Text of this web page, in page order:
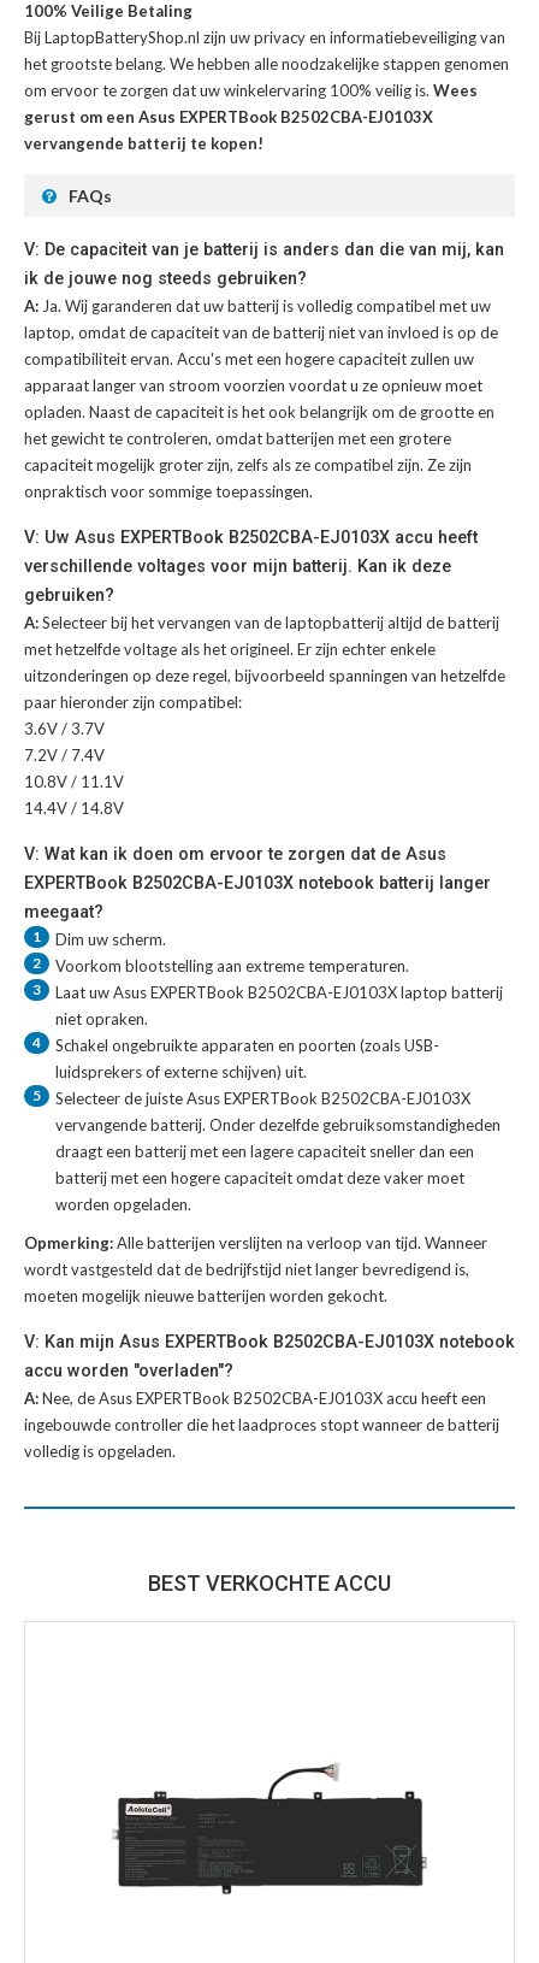
100% Veilige Betaling
Bij LaptopBatteryShop.nl zijn uw privacy en informatiebeveiliging van
het grootste belang. We hebben alle noodzakelijke stappen genomen
om ervoor te zorgen dat uw winkelervaring 100% veilig is. Wees
gerust om een Asus EXPERTBook B2502CBA-EJ0103X
vervangende batterij te kopen!
FAQs
V: De capaciteit van je batterij is anders dan die van mij, kan
ik de jouwe nog steeds gebruiken?
A: Ja. Wij garanderen dat uw batterij is volledig compatibel met uw
laptop, omdat de capaciteit van de batterij niet van invloed is op de
compatibiliteit ervan. Accu's met een hogere capaciteit zullen uw
apparaat langer van stroom voorzien voordat u ze opnieuw moet
opladen. Naast de capaciteit is het ook belangrijk om de grootte en
het gewicht te controleren, omdat batterijen met een grotere
capaciteit mogelijk groter zijn, zelfs als ze compatibel zijn. Ze zijn
onpraktisch voor sommige toepassingen.
V: Uw Asus EXPERTBook B2502CBA-EJ0103X accu heeft
verschillende voltages voor mijn batterij. Kan ik deze
gebruiken?
A:Selecteer bij het vervangen van de laptopbatterij altijd de batterij
met hetzelfde voltage als het origineel. Er zijn echter enkele
uitzonderingen op deze regel, bijvoorbeeld spanningen van hetzelfde
paar hieronder zijn compatibel:
3.6V / 3.7V
7.2V / 7.4V
10.8V / 11.1V
14.4V / 14.8V
V: Wat kan ik doen om ervoor te zorgen dat de Asus
EXPERTBook B2502CBA-EJ0103X notebook batterij langer
meegaat?
1 Dim uw scherm.
2 Voorkom blootstelling aan extreme temperaturen.
3 Laat uwAsus EXPERTBook B2502CBA-EJ0103X laptop batterij
niet opraken.
4
Schakel ongebruikte apparaten en poorten (zoals USB-
luidsprekers of externe schijven) uit.
5 Selecteer de juisteAsus EXPERTBook B2502CBA-EJ0103X
vervangende batterij. Onder dezelfde gebruiksomstandigheden
draagt een batterij met een lagere capaciteit sneller dan een
batterij met een hogere capaciteit omdat deze vaker moet
worden opgeladen.
Opmerking:Alle batterijen verslijten na verloop van tijd. Wanneer
wordt vastgesteld dat de bedrijfstijd niet langer bevredigend is,
moeten mogelijk nieuwe batterijen worden gekocht.
V: Kan mijn Asus EXPERTBook B2502CBA-EJ0103X notebook
accu worden "overladen"?
A:Nee, de Asus EXPERTBook B2502CBA-EJ0103X accu heeft een
ingebouwde controller die het laadproces stopt wanneer de batterij
volledig is opgeladen.
BEST VERKOCHTE ACCU